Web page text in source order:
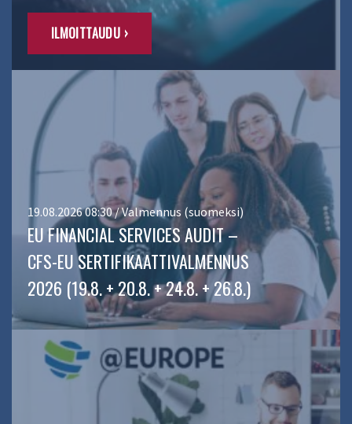
ILMOITTAUDU ›
19.08.2026 08:30 / Valmennus (suomeksi)
EU FINANCIAL SERVICES AUDIT –
CFS-EU SERTIFIKAATTIVALMENNUS
2026 (19.8. + 20.8. + 24.8. + 26.8.)